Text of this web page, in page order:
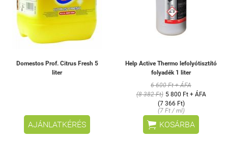
Domestos Prof. Citrus Fresh 5
liter
AJÁNLATKÉRÉS
Help Active Thermo lefolyótisztító
folyadék 1 liter
6 600 Ft + ÁFA
(8 382 Ft) 5 800 Ft + ÁFA
(7 366 Ft)
(7 Ft / ml)
 KOSÁRBA